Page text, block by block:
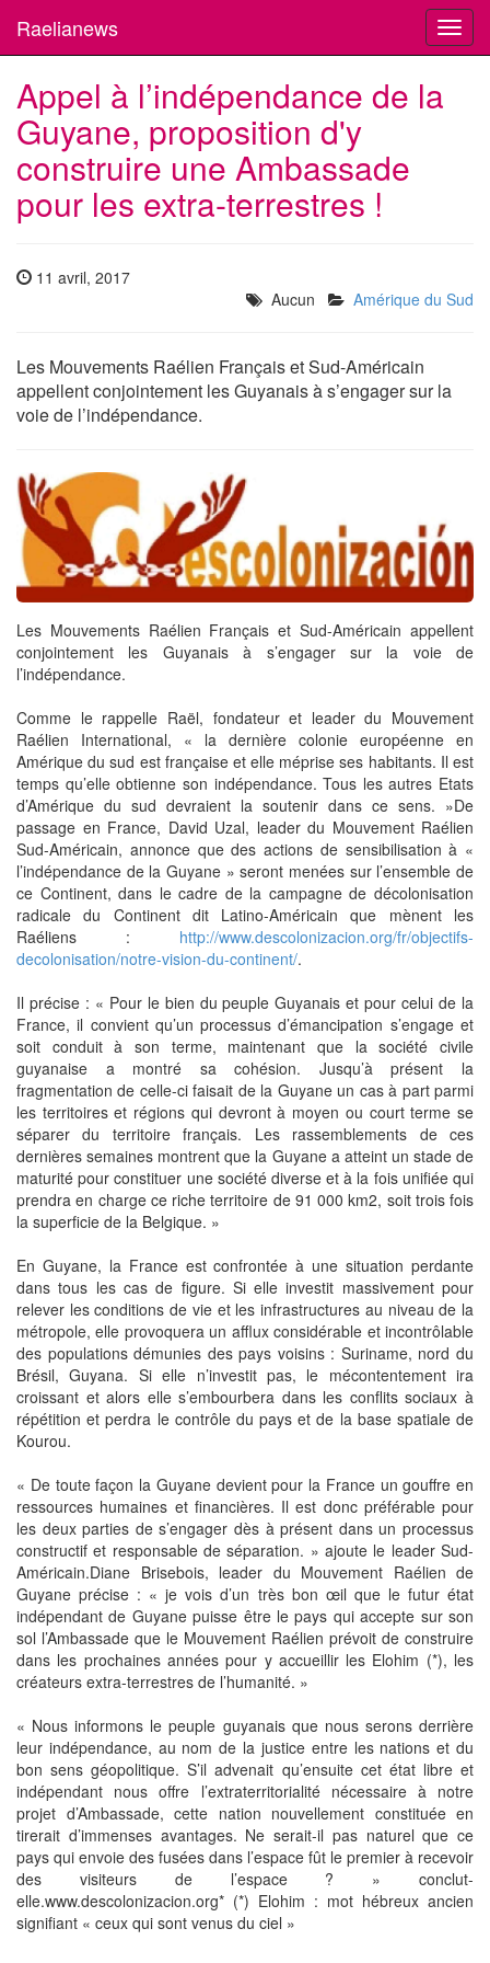
Raelianews
Appel à l’indépendance de la
Guyane, proposition d'y
construire une Ambassade
pour les extra-terrestres !
11 avril, 2017
Aucun
Amérique du Sud
Les Mouvements Raélien Français et Sud-Américain
appellent conjointement les Guyanais à s’engager sur la
voie de l’indépendance.
Les Mouvements Raélien Français et Sud-Américain appellent
conjointement les Guyanais à s’engager sur la voie de
l’indépendance.
Comme le rappelle Raël, fondateur et leader du Mouvement
Raélien International, « la dernière colonie européenne en
Amérique du sud est française et elle méprise ses habitants. Il est
temps qu’elle obtienne son indépendance. Tous les autres Etats
d’Amérique du sud devraient la soutenir dans ce sens. »De
passage en France, David Uzal, leader du Mouvement Raélien
Sud-Américain, annonce que des actions de sensibilisation à «
l’indépendance de la Guyane » seront menées sur l’ensemble de
ce Continent, dans le cadre de la campagne de décolonisation
radicale du Continent dit Latino-Américain que mènent les
Raéliens : http://www.descolonizacion.org/fr/objectifs-
decolonisation/notre-vision-du-continent/.
Il précise : « Pour le bien du peuple Guyanais et pour celui de la
France, il convient qu’un processus d’émancipation s’engage et
soit conduit à son terme, maintenant que la société civile
guyanaise a montré sa cohésion. Jusqu’à présent la
fragmentation de celle-ci faisait de la Guyane un cas à part parmi
les territoires et régions qui devront à moyen ou court terme se
séparer du territoire français. Les rassemblements de ces
dernières semaines montrent que la Guyane a atteint un stade de
maturité pour constituer une société diverse et à la fois unifiée qui
prendra en charge ce riche territoire de 91 000 km2, soit trois fois
la superficie de la Belgique. »
En Guyane, la France est confrontée à une situation perdante
dans tous les cas de figure. Si elle investit massivement pour
relever les conditions de vie et les infrastructures au niveau de la
métropole, elle provoquera un afflux considérable et incontrôlable
des populations démunies des pays voisins : Suriname, nord du
Brésil, Guyana. Si elle n’investit pas, le mécontentement ira
croissant et alors elle s’embourbera dans les conflits sociaux à
répétition et perdra le contrôle du pays et de la base spatiale de
Kourou.
« De toute façon la Guyane devient pour la France un gouffre en
ressources humaines et financières. Il est donc préférable pour
les deux parties de s’engager dès à présent dans un processus
constructif et responsable de séparation. » ajoute le leader Sud-
Américain.Diane Brisebois, leader du Mouvement Raélien de
Guyane précise : « je vois d’un très bon œil que le futur état
indépendant de Guyane puisse être le pays qui accepte sur son
sol l’Ambassade que le Mouvement Raélien prévoit de construire
dans les prochaines années pour y accueillir les Elohim (*), les
créateurs extra-terrestres de l’humanité. »
« Nous informons le peuple guyanais que nous serons derrière
leur indépendance, au nom de la justice entre les nations et du
bon sens géopolitique. S’il advenait qu’ensuite cet état libre et
indépendant nous offre l’extraterritorialité nécessaire à notre
projet d’Ambassade, cette nation nouvellement constituée en
tirerait d’immenses avantages. Ne serait-il pas naturel que ce
pays qui envoie des fusées dans l’espace fût le premier à recevoir
des visiteurs de l’espace ? » conclut-
elle.www.descolonizacion.org* (*) Elohim : mot hébreux ancien
signifiant « ceux qui sont venus du ciel »